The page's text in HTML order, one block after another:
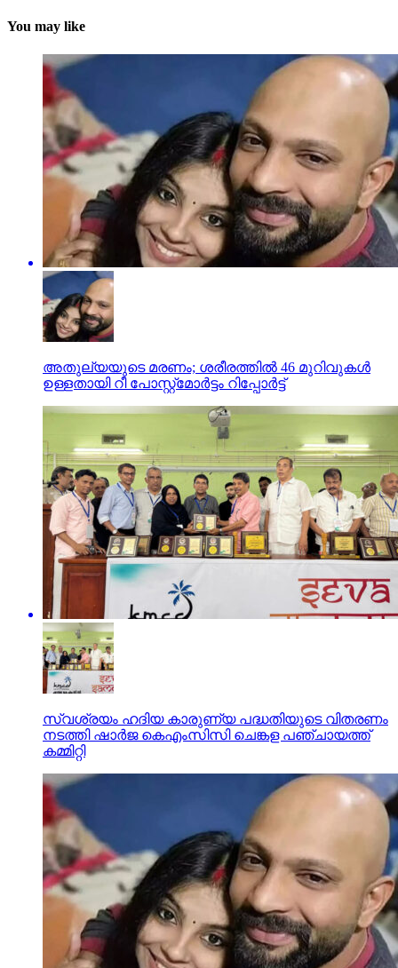
You may like
അതുല്യയുടെ മരണം; ശരീരത്തില്‍ 46 മുറിവുകള്‍
ഉള്ളതായി റീ പോസ്റ്റ്മോര്‍ട്ടം റിപ്പോര്‍ട്ട്
സ്വശ്രയം ഹദിയ കാരുണ്യ പദ്ധതിയുടെ വിതരണം
നടത്തി ഷാർജ കെഎംസിസി ചെങ്കള പഞ്ചായത്ത്
കമ്മിറ്റി